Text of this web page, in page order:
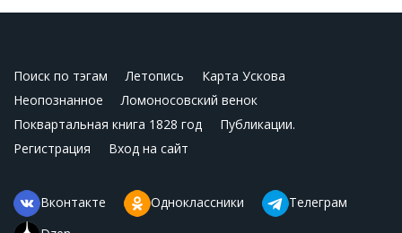
Поиск по тэгам Летопись
Карта Ускова
Неопознанное
Ломоносовский венок
Поквартальная книга 1828 год
Публикации.
Регистрация
Вход на сайт
Вконтакте Одноклассники
Телеграм